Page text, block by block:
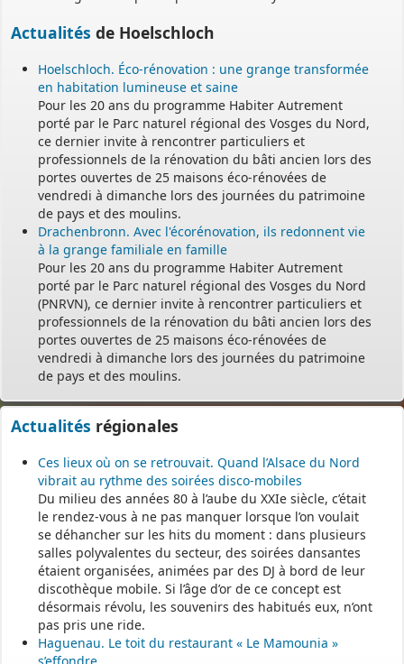
Actualités de Hoelschloch
Hoelschloch. Éco-rénovation : une grange transformée
en habitation lumineuse et saine
Pour les 20 ans du programme Habiter Autrement
porté par le Parc naturel régional des Vosges du Nord,
ce dernier invite à rencontrer particuliers et
professionnels de la rénovation du bâti ancien lors des
portes ouvertes de 25 maisons éco-rénovées de
vendredi à dimanche lors des journées du patrimoine
de pays et des moulins.
Drachenbronn. Avec l'écorénovation, ils redonnent vie
à la grange familiale en famille
Pour les 20 ans du programme Habiter Autrement
porté par le Parc naturel régional des Vosges du Nord
(PNRVN), ce dernier invite à rencontrer particuliers et
professionnels de la rénovation du bâti ancien lors des
portes ouvertes de 25 maisons éco-rénovées de
vendredi à dimanche lors des journées du patrimoine
de pays et des moulins.
Actualités régionales
Ces lieux où on se retrouvait. Quand l’Alsace du Nord
vibrait au rythme des soirées disco-mobiles
Du milieu des années 80 à l’aube du XXIe siècle, c’était
le rendez-vous à ne pas manquer lorsque l’on voulait
se déhancher sur les hits du moment : dans plusieurs
salles polyvalentes du secteur, des soirées dansantes
étaient organisées, animées par des DJ à bord de leur
discothèque mobile. Si l’âge d’or de ce concept est
désormais révolu, les souvenirs des habitués eux, n’ont
pas pris une ride.
Haguenau. Le toit du restaurant « Le Mamounia »